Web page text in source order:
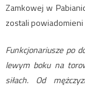
Zamkowej w
zostali
Funkcjonariusze po
lewym boku na
siłach. Od